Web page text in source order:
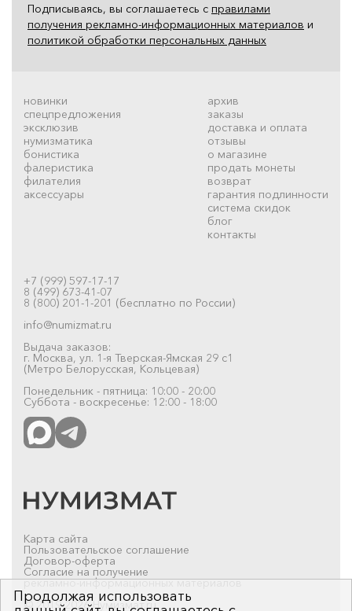
Подписываясь, вы соглашаетесь с правилами
получения рекламно-информационных материалов и
политикой обработки персональных данных
новинки
спецпредложения
эксклюзив
нумизматика
бонистика
фалеристика
филателия
аксессуары
архив
заказы
доставка и оплата
отзывы
о магазине
продать монеты
возврат
гарантия подлинности
система скидок
блог
контакты
+7 (999) 597-17-17
8 (499) 673-41-07
8 (800) 201-1-201 (бесплатно по России)
info@numizmat.ru
Выдача заказов:
г. Москва, ул. 1-я Тверская-Ямская 29 с1
(Метро Белорусская, Кольцевая)
Понедельник - пятница: 10:00 - 20:00
Суббота - воскресенье: 12:00 - 18:00
Карта сайта
Пользовательское соглашение
Договор-оферта
Согласие на получение
рекламно-информационных материалов
© 2019-2026 Нумизмат.ru
Продолжая использовать